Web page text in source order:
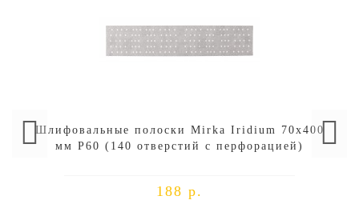
Шлифовальные полоски Mirka Iridium 70х400
мм P60 (140 отверстий с перфорацией)
188 р.